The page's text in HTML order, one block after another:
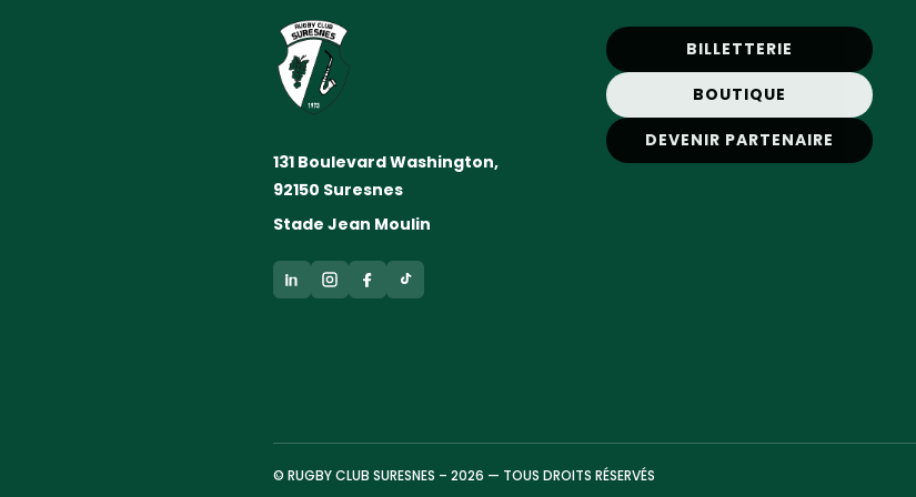
131 Boulevard Washington,
92150 Suresnes
Stade Jean Moulin
BILLETTERIE
BOUTIQUE
DEVENIR PARTENAIRE
© RUGBY CLUB SURESNES – 2026 — TOUS DROITS RÉSERVÉS